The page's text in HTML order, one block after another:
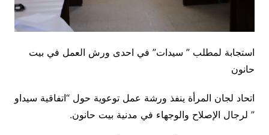
استجابة لمطلب ” سيدات” في احدى ورش العمل في بيت
حانون
اتحاد لجان المرأة ينفذ ورشة عمل توعوية حول “اتفاقية سيداو
” لرجال الإصلاح والوجهاء في مدنية بيت حانون.